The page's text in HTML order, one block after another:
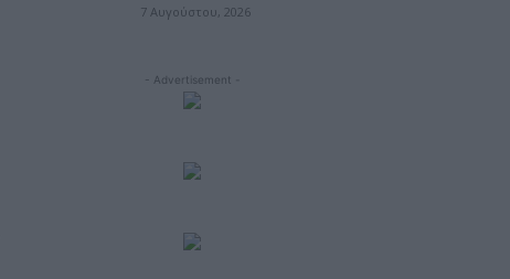
7 Αυγούστου, 2026
- Advertisement -